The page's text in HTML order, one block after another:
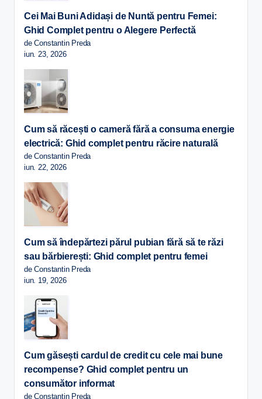
Cei Mai Buni Adidași de Nuntă pentru Femei:
Ghid Complet pentru o Alegere Perfectă
de Constantin Preda
iun. 23, 2026
Cum să răcești o cameră fără a consuma energie
electrică: Ghid complet pentru răcire naturală
de Constantin Preda
iun. 22, 2026
Cum să îndepărtezi părul pubian fără să te răzi
sau bărbierești: Ghid complet pentru femei
de Constantin Preda
iun. 19, 2026
Cum găsești cardul de credit cu cele mai bune
recompense? Ghid complet pentru un
consumător informat
de Constantin Preda